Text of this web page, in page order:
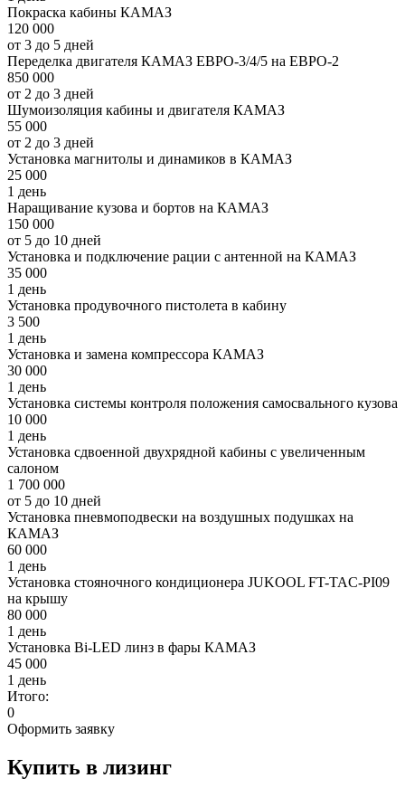
Покраска кабины КАМАЗ
120 000
от 3 до 5 дней
Переделка двигателя КАМАЗ ЕВРО-3/4/5 на ЕВРО-2
850 000
от 2 до 3 дней
Шумоизоляция кабины и двигателя КАМАЗ
55 000
от 2 до 3 дней
Установка магнитолы и динамиков в КАМАЗ
25 000
1 день
Наращивание кузова и бортов на КАМАЗ
150 000
от 5 до 10 дней
Установка и подключение рации с антенной на КАМАЗ
35 000
1 день
Установка продувочного пистолета в кабину
3 500
1 день
Установка и замена компрессора КАМАЗ
30 000
1 день
Установка системы контроля положения самосвального кузова
10 000
1 день
Установка сдвоенной двухрядной кабины с увеличенным
салоном
1 700 000
от 5 до 10 дней
Установка пневмоподвески на воздушных подушках на
КАМАЗ
60 000
1 день
Установка стояночного кондиционера JUKOOL FT-TAC-PI09
на крышу
80 000
1 день
Установка Bi-LED линз в фары КАМАЗ
45 000
1 день
Итого:
0
Оформить заявку
Купить в лизинг